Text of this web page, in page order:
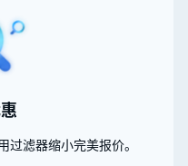
滤器缩小完美报价。